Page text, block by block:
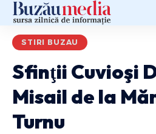
STIRI BUZAU
Sfinţii Cuvioşi
Misail de la
Turnu